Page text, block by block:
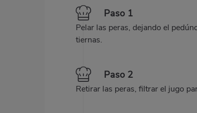
Paso 1
Pelar las peras, dejando el
tiernas.
Paso 2
Retirar las peras, filtrar el jugo